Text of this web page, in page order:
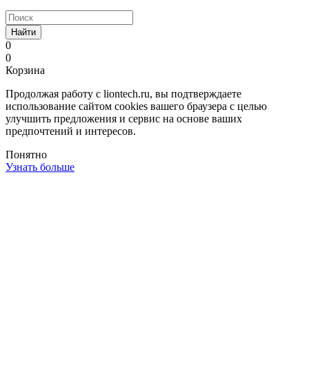
Найти
0
0
Корзина
Продолжая работу с liontech.ru, вы подтверждаете
использование сайтом cookies вашего браузера с целью
улучшить предложения и сервис на основе ваших
предпочтений и интересов.
Понятно
Узнать больше